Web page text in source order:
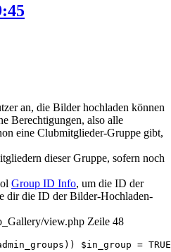
an, die Bilder hochladen können
Berechtigungen, also alle
eine Clubmitglieder-Gruppe gibt,
dieser Gruppe, sofern noch
Group ID Info, um die ID der
dir die ID der Bilder-Hochladen-
view.php Zeile 48
$in_group =